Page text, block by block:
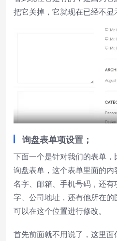
把它关掉，它就现在已经不显
询盘表单项设置；
下面一个是针对我们的表单，
询盘表单，这个表单里面的
名字、邮箱、手机号码，还
字、公司地址，还有他所在
可以在这个位置进行修改。
首先前面就不用说了，这里